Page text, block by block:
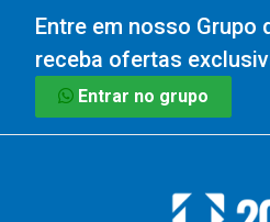
Entre em nosso Grupo
receba ofertas
Entrar no grupo